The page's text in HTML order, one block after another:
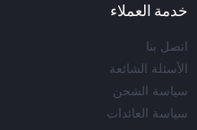
خدمة العملاء
اتصل بنا
الأسئلة الشائعة
سياسة الشحن
سياسة العائدات